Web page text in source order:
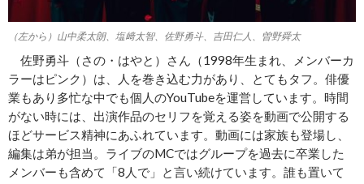
（左から）山中柔太朗、塩﨑太智、佐野勇斗、吉田仁人、曽野舜太
佐野勇斗（さの・はやと）さん（1998年生まれ、メンバーカ
ラーはピンク）は、人を巻き込む力があり、とてもタフ。俳優
業もあり多忙な中でも個人のYouTubeを運営しています。時間
がない時には、出演作品のセリフを覚える姿を動画で公開する
ほどサービス精神にあふれています。動画には家族も登場し、
編集は弟が担当。ライブのMCではグループを過去に卒業した
メンバーも含めて「8人で」と言い続けています。誰も置いて